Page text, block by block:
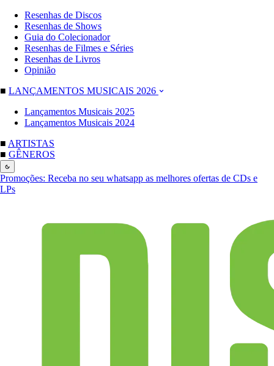
Resenhas de Discos
Resenhas de Shows
Guia do Colecionador
Resenhas de Filmes e Séries
Resenhas de Livros
Opinião
■ LANÇAMENTOS MUSICAIS 2026
Lançamentos Musicais 2025
Lançamentos Musicais 2024
■ ARTISTAS
■ GÊNEROS
Promoções: Receba no seu whatsapp as melhores ofertas de CDs e
LPs